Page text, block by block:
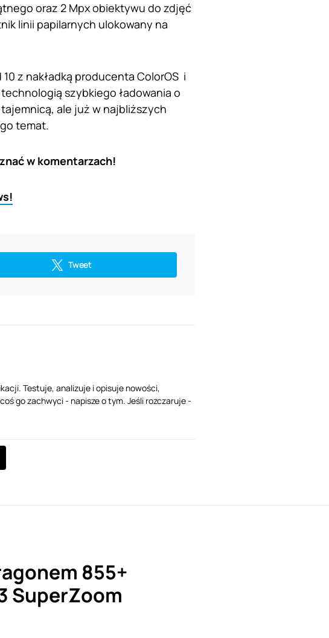
oraz 2 Mpx obiektywu do zdjęć
linii papilarnych ulokowany na
z nakładką producenta ColorOS i
szybkiego ładowania o
ale już w najbliższych
temat.
w komentarzach!
Tweet
Testuje, analizuje i opisuje nowości,
go zachwyci - napisze o tym. Jeśli rozczaruje -
855+
SuperZoom